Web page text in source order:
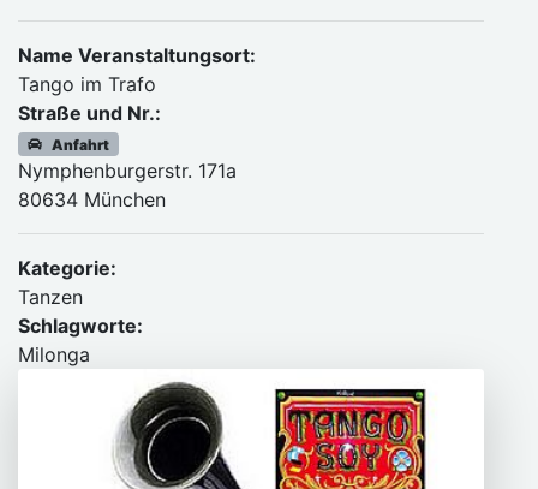
Name Veranstaltungsort:
Tango im Trafo
Straße und Nr.:
Anfahrt
Nymphenburgerstr. 171a
80634 München
Kategorie:
Tanzen
Schlagworte:
Milonga